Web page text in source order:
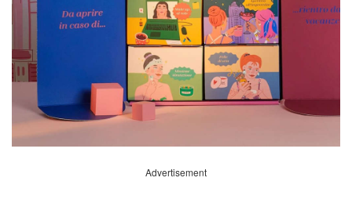
Advertisement